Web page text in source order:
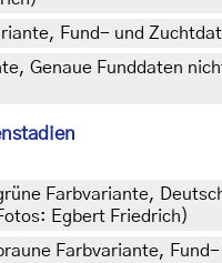
Fund- und
Genaue Funddaten
Farbvariante,
Egbert Friedrich)
Farbvariante,